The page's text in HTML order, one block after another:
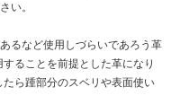
い。
るなど使用しづらいであろう革
ることを前提とした革になり
ら踵部分のスベリや表面使い